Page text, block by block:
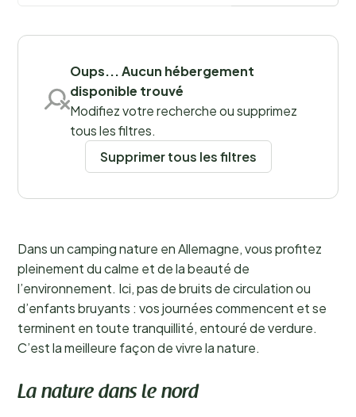
paysages allemands.
Régions
Sauvegarder les filtres
Oups... Aucun hébergement
disponible trouvé
Modifiez votre recherche ou supprimez
tous les filtres.
Supprimer tous les filtres
Dans un camping nature en Allemagne, vous profitez
pleinement du calme et de la beauté de
l’environnement. Ici, pas de bruits de circulation ou
d’enfants bruyants : vos journées commencent et se
terminent en toute tranquillité, entouré de verdure.
C’est la meilleure façon de vivre la nature.
La nature dans le nord